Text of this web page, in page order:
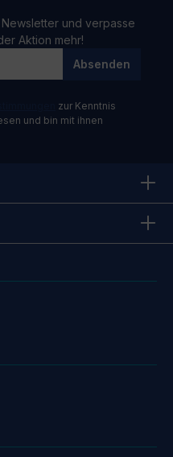
und verpasse
Aktion mehr!
Absenden
zur Kenntnis
und bin mit ihnen